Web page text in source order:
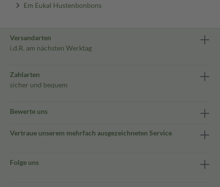
Em Eukal Hustenbonbons
Versandarten
i.d.R. am nächsten Werktag
Zahlarten
sicher und bequem
Bewerte uns
Vertraue unserem mehrfach ausgezeichneten Service
Folge uns